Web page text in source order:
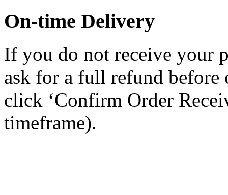
On-time Delivery
If you do not receive your
ask for a full refund
click ‘Confirm Order
timeframe).